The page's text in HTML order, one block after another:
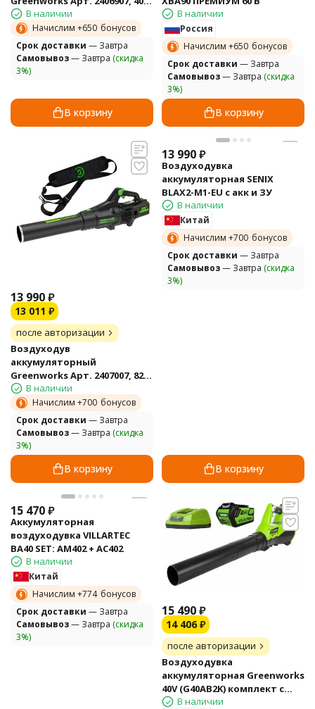
бесщеточный, без АКБ и ЗУ
В наличии
Начислим +650 бонусов
Cрок доставки — Завтра
Самовывоз— Завтра (скидка
3%)
В корзину
В наличии
Россия
Начислим +650 бонусов
Cрок доставки — Завтра
Самовывоз— Завтра (скидка
3%)
В корзину
13 990₽
13 011 ₽
после авторизации
Воздуходув
аккумуляторный
Greenworks Арт. 2407007, 82V,
бесщеточный, без АКБ и ЗУ
В наличии
Начислим +700 бонусов
Cрок доставки — Завтра
Самовывоз— Завтра (скидка
3%)
В корзину
13 990₽
Воздуходувка
аккумуляторная SENIX
BLAX2-M1-EU с акк и ЗУ
В наличии
Китай
Начислим +700 бонусов
Cрок доставки — Завтра
Самовывоз— Завтра (скидка
3%)
В корзину
15 470₽
Аккумуляторная
воздуходувка VILLARTEC
BA40 SET: AM402 + AC402
В наличии
Китай
Начислим +774 бонусов
Cрок доставки — Завтра
Самовывоз— Завтра (скидка
3%)
15 490₽
14 406 ₽
после авторизации
Воздуходувка
аккумуляторная Greenworks
40V (G40AB2K) комплект с
АКБ и ЗУ
В наличии